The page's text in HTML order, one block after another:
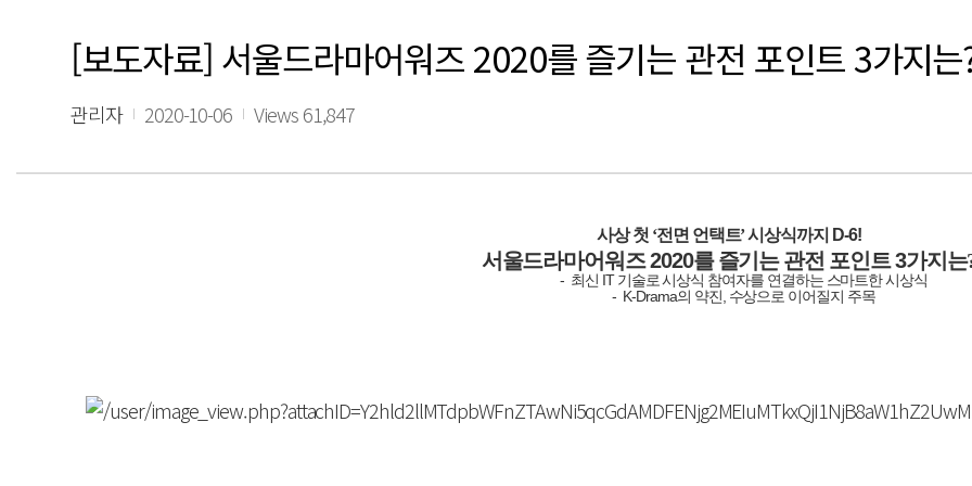
[보도자료] 서울드라마어워즈 2020를 즐기는 관전 포인트 3가지는
관리자 2020-10-06 Views 61,847
사상 첫 ‘전면 언택트’ 시상식까지 D-6!
서울드라마어워즈2020를 즐기는 관전 포인트3가지는
- 최신 IT 기술로 시상식 참여자를 연결하는 스마트한시상식
- K-Drama의 약진 수상으로 이어질지 주목